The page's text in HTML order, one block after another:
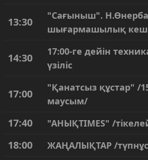
13:30
"Сағыныш".
шығармашылық
14:30
17:00-ге дейін
үзіліс
17:00
"Қанатсыз құстар" /
маусым/
17:40 "АНЫҚTIMES" /
18:00 ЖАҢАЛЫҚТАР /